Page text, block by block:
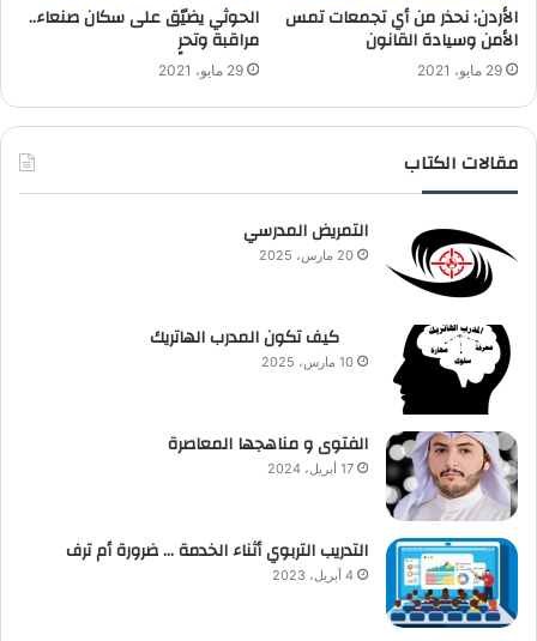
الأردن: نحذر من أي تجمعات تمس
الأمن وسيادة القانون
29 مايو، 2021
الحوثي يضيّق على سكان صنعاء..
مراقبة وتحرٍ
29 مايو، 2021
مقالات الكتاب
التمريض المدرسي
20 مارس، 2025
كيف تكون المدرب الهاتريك
10 مارس، 2025
الفتوى و مناهجها المعاصرة
17 أبريل، 2024
التدريب التربوي أثناء الخدمة … ضرورة أم ترف
4 أبريل، 2023